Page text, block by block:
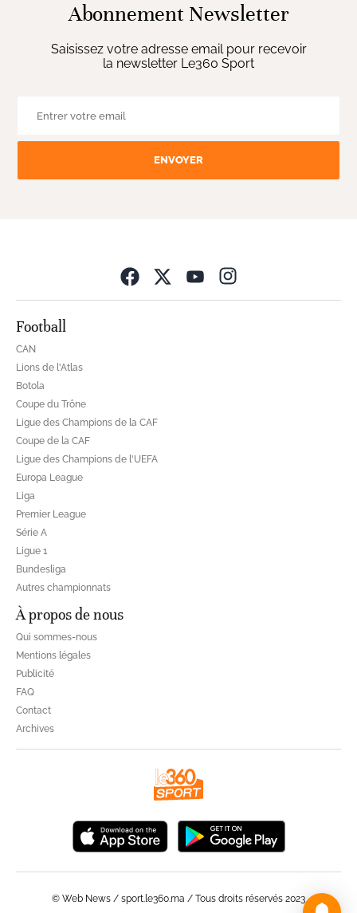
Abonnement Newsletter
Saisissez votre adresse email pour recevoir
la newsletter Le360 Sport
ENVOYER
Football
CAN
Lions de l'Atlas
Botola
Coupe du Trône
Ligue des Champions de la CAF
Coupe de la CAF
Ligue des Champions de l'UEFA
Europa League
Liga
Premier League
Série A
Ligue 1
Bundesliga
Autres championnats
À propos de nous
Qui sommes-nous
Mentions légales
Publicité
FAQ
Contact
Archives
© Web News / sport.le360.ma / Tous droits réservés 2023